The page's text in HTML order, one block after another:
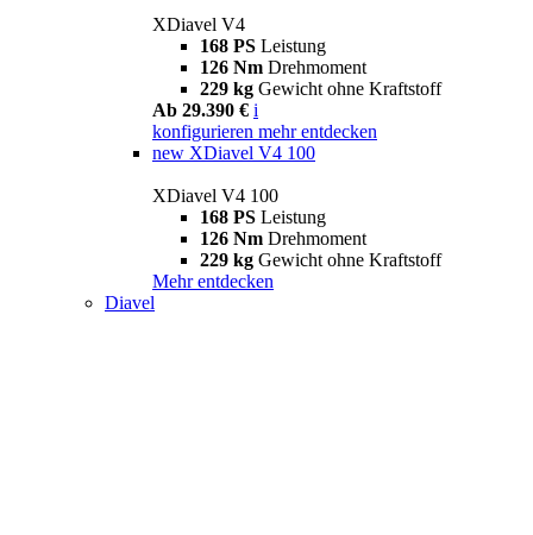
XDiavel V4
168 PS Leistung
126 Nm Drehmoment
229 kg Gewicht ohne Kraftstoff
Ab 29.390 € i
konfigurieren mehr entdecken
new XDiavel V4 100
XDiavel V4 100
168 PS Leistung
126 Nm Drehmoment
229 kg Gewicht ohne Kraftstoff
Mehr entdecken
Diavel